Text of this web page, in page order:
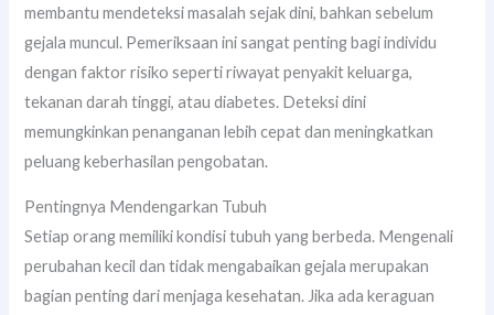
membantu mendeteksi masalah sejak dini, bahkan sebelum
gejala muncul. Pemeriksaan ini sangat penting bagi individu
dengan faktor risiko seperti riwayat penyakit keluarga,
tekanan darah tinggi, atau diabetes. Deteksi dini
memungkinkan penanganan lebih cepat dan meningkatkan
peluang keberhasilan pengobatan.
Pentingnya Mendengarkan Tubuh
Setiap orang memiliki kondisi tubuh yang berbeda. Mengenali
perubahan kecil dan tidak mengabaikan gejala merupakan
bagian penting dari menjaga kesehatan. Jika ada keraguan